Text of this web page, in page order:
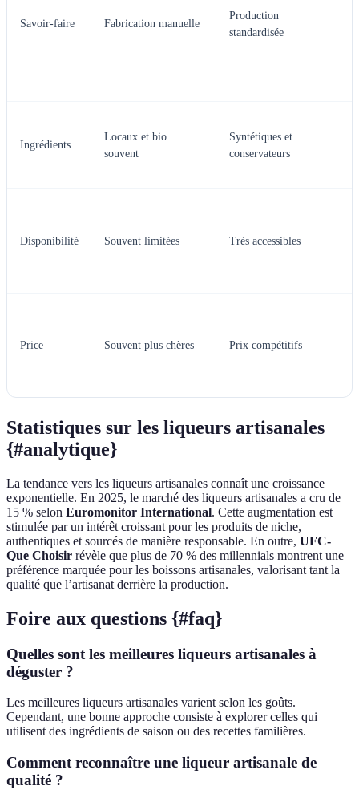
Savoir-faire Fabrication manuelle
Production
standardisée
Ingrédients
Locaux et bio
souvent
Syntétiques et
conservateurs
Disponibilité Souvent limitées Très accessibles
Price Souvent plus chères Prix compétitifs
Statistiques sur les liqueurs artisanales
{#analytique}
La tendance vers les liqueurs artisanales connaît une croissance
exponentielle. En 2025, le marché des liqueurs artisanales a cru de
15 % selon Euromonitor International. Cette augmentation est
stimulée par un intérêt croissant pour les produits de niche,
authentiques et sourcés de manière responsable. En outre, UFC-
Que Choisir révèle que plus de 70 % des millennials montrent une
préférence marquée pour les boissons artisanales, valorisant tant la
qualité que l’artisanat derrière la production.
Foire aux questions {#faq}
Quelles sont les meilleures liqueurs artisanales à
déguster ?
Les meilleures liqueurs artisanales varient selon les goûts.
Cependant, une bonne approche consiste à explorer celles qui
utilisent des ingrédients de saison ou des recettes familières.
Comment reconnaître une liqueur artisanale de
qualité ?